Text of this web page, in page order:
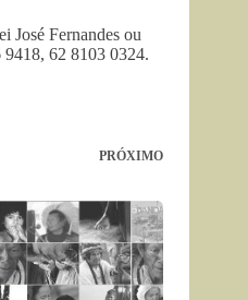
José Fernandes ou
62 8103 0324.
PRÓXIMO